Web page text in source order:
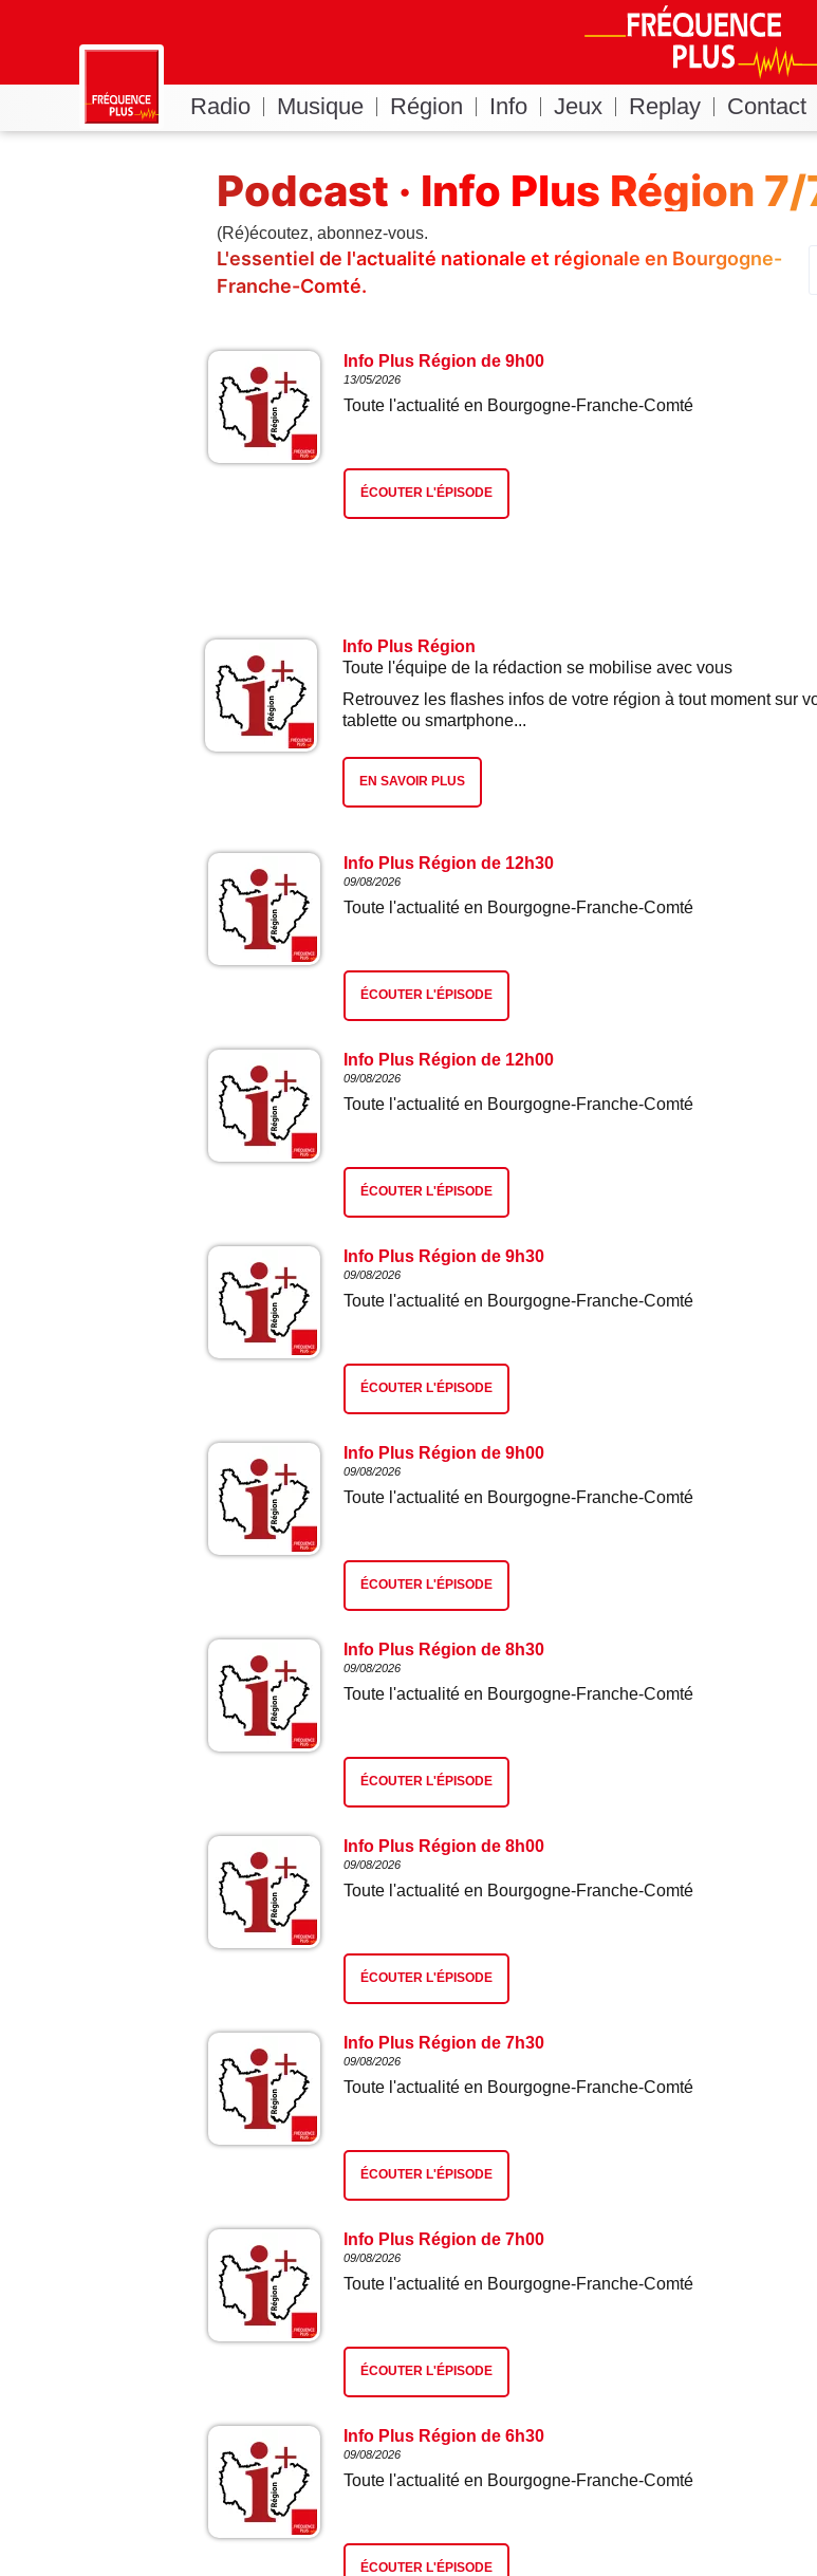
Radio Musique Région Info Jeux Replay Contact
Podcast · Info Plus Région 7/
(Ré)écoutez, abonnez-vous.
L'essentiel de l'actualité nationale et régionale en Bourgogne-
Franche-Comté.
Info Plus Région de 9h00
13/05/2026
Toute l'actualité en Bourgogne-Franche-Comté
ÉCOUTER L'ÉPISODE
Info Plus Région
Toute l'équipe de la rédaction se mobilise avec vous
Retrouvez les flashes infos de votre région à tout moment sur
tablette ou smartphone...
EN SAVOIR PLUS
Info Plus Région de 12h30
09/08/2026
Toute l'actualité en Bourgogne-Franche-Comté
ÉCOUTER L'ÉPISODE
Info Plus Région de 12h00
09/08/2026
Toute l'actualité en Bourgogne-Franche-Comté
ÉCOUTER L'ÉPISODE
Info Plus Région de 9h30
09/08/2026
Toute l'actualité en Bourgogne-Franche-Comté
ÉCOUTER L'ÉPISODE
Info Plus Région de 9h00
09/08/2026
Toute l'actualité en Bourgogne-Franche-Comté
ÉCOUTER L'ÉPISODE
Info Plus Région de 8h30
09/08/2026
Toute l'actualité en Bourgogne-Franche-Comté
ÉCOUTER L'ÉPISODE
Info Plus Région de 8h00
09/08/2026
Toute l'actualité en Bourgogne-Franche-Comté
ÉCOUTER L'ÉPISODE
Info Plus Région de 7h30
09/08/2026
Toute l'actualité en Bourgogne-Franche-Comté
ÉCOUTER L'ÉPISODE
Info Plus Région de 7h00
09/08/2026
Toute l'actualité en Bourgogne-Franche-Comté
ÉCOUTER L'ÉPISODE
Info Plus Région de 6h30
09/08/2026
Toute l'actualité en Bourgogne-Franche-Comté
ÉCOUTER L'ÉPISODE